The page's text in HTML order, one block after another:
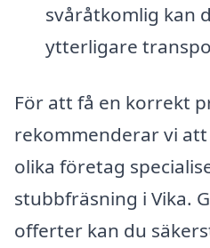
svåråtkomlig kan
ytterligare
För att få en korrekt
rekommenderar vi
olika företag
stubbfräsning i Vika.
offerter kan du